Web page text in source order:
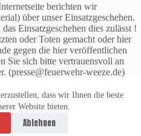
dass wir Ihnen die beste
Website bieten.
Ablehnen
berichten wir
über unser Einsatzgeschehen.
Einsatzgeschehen dies zulässt !
oder Toten gemacht oder hier
gegen die hier veröffentlichen
Sie sich bitte vertrauensvoll an
(presse@feuerwehr-weeze.de)
Impressum
-
vitolution